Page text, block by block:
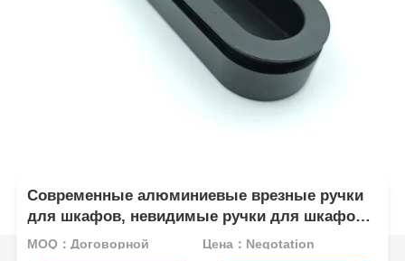
Современные алюминиевые врезные ручки
для шкафов, невидимые ручки для шкафов,
стеклянных дверей, рам
MOQ：Договорной Цена：Negotation